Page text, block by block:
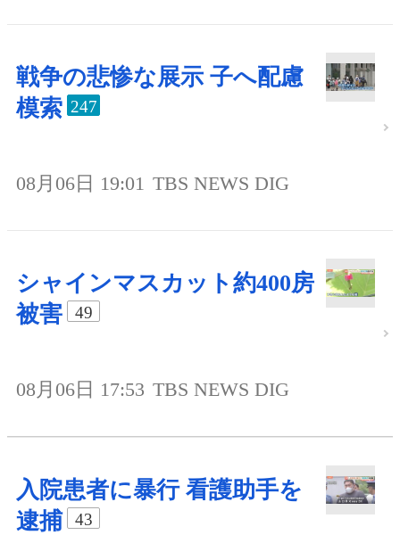
戦争の悲惨な展示 子へ配慮
模索 247
08月06日 19:01 TBS NEWS DIG
シャインマスカット約400房
被害
49
08月06日 17:53 TBS NEWS DIG
入院患者に暴行 看護助手を
逮捕
43